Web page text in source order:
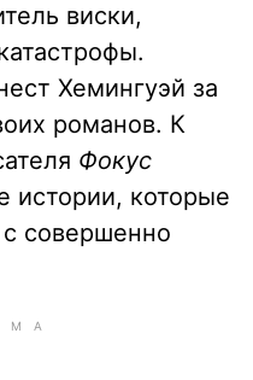
виски,
Хемингуэй за
романов. К
Фокус
истории, которые
совершенно